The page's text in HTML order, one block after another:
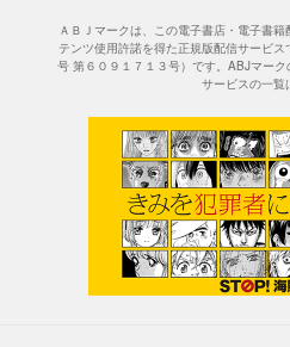
ＡＢＪマークは、この電子書店・電子書
テンツ使用許諾を得た正規版配信サービ
号 第６０９１７１３号）です。ABJマー
サービスの一覧